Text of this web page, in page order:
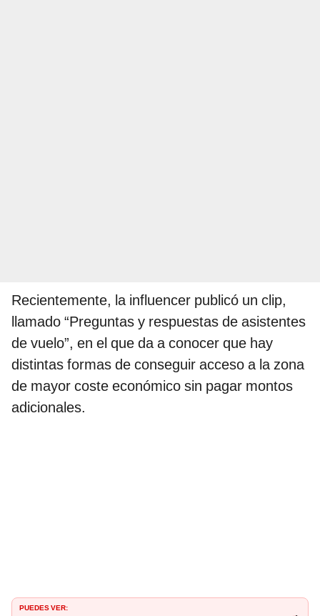
Recientemente, la influencer publicó un clip,
llamado “Preguntas y respuestas de asistentes
de vuelo”, en el que da a conocer que hay
distintas formas de conseguir acceso a la zona
de mayor coste económico sin pagar montos
adicionales.
PUEDES VER: